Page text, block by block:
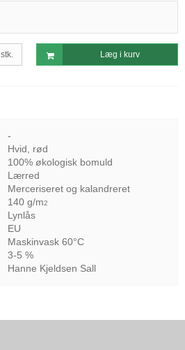
stk. Læg i kurv
-
Hvid, rød
100% økologisk bomuld
Lærred
Merceriseret og kalandreret
140 g/m2
Lynlås
EU
Maskinvask 60°C
3-5 %
Hanne Kjeldsen Sall